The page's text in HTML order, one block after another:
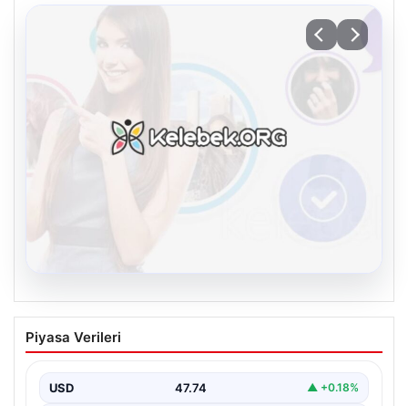
Kelebek.Org İle Dijital İletişimin
Sertifikalı Adresi Ve Chat Deneyimi
irtibat sağlaması ciddi bir hassasiyet barındırmaktadır.
Güncel olarak…
Piyasa Verileri
USD 47.74 ▲ +0.18%